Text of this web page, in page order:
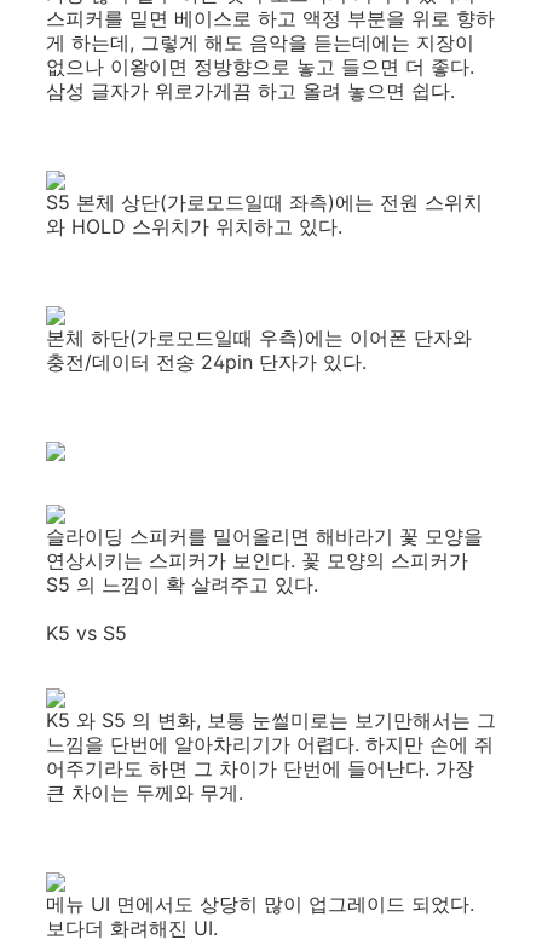
스피커를 밑면 베이스로 하고 액정 부분을 위로 향하
게 하는데, 그렇게 해도 음악을 듣는데에는 지장이
없으나 이왕이면 정방향으로 놓고 들으면 더 좋다.
삼성 글자가 위로가게끔 하고 올려 놓으면 쉽다.
S5 본체 상단(가로모드일때 좌측)에는 전원 스위치
와 HOLD 스위치가 위치하고 있다.
본체 하단(가로모드일때 우측)에는 이어폰 단자와
충전/데이터 전송 24pin 단자가 있다.
슬라이딩 스피커를 밀어올리면 해바라기 꽃 모양을
연상시키는 스피커가 보인다. 꽃 모양의 스피커가
S5 의 느낌이 확 살려주고 있다.
K5 vs S5
K5 와 S5 의 변화, 보통 눈썰미로는 보기만해서는 그
느낌을 단번에 알아차리기가 어렵다. 하지만 손에 쥐
어주기라도 하면 그 차이가 단번에 들어난다. 가장
큰 차이는 두께와 무게.
메뉴 UI 면에서도 상당히 많이 업그레이드 되었다.
보다더 화려해진 UI.